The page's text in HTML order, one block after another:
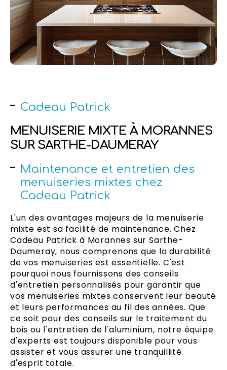
Cadeau Patrick
MENUISERIE MIXTE À MORANNES
SUR SARTHE-DAUMERAY
Maintenance et entretien des
menuiseries mixtes chez
Cadeau Patrick
L'un des avantages majeurs de la menuiserie
mixte est sa facilité de maintenance. Chez
Cadeau Patrick à Morannes sur Sarthe-
Daumeray, nous comprenons que la durabilité
de vos menuiseries est essentielle. C'est
pourquoi nous fournissons des conseils
d'entretien personnalisés pour garantir que
vos menuiseries mixtes conservent leur beauté
et leurs performances au fil des années. Que
ce soit pour des conseils sur le traitement du
bois ou l'entretien de l'aluminium, notre équipe
d'experts est toujours disponible pour vous
assister et vous assurer une tranquillité
d'esprit totale.